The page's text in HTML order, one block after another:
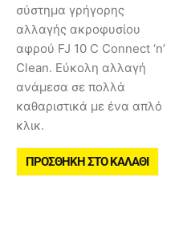
σύστημα γρήγορης
αλλαγής ακροφυσίου
αφρού FJ 10 C Connect ‘n’
Clean. Εύκολη αλλαγή
ανάμεσα σε πολλά
καθαριστικά με ένα απλό
κλικ.
ΠΡΟΣΘΉΚΗ ΣΤΟ ΚΑΛΆΘΙ